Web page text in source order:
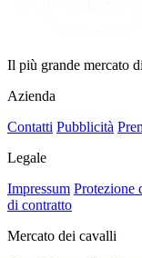
Il più grande mercato
Azienda
Contatti Pubblicità
Legale
Impressum Protezione
di contratto
Mercato dei cavalli